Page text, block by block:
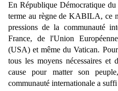
En République Démocratique
terme au règne de KABILA, ce
pressions de la communauté
France, de l'Union
(USA) et même du Vatican.
tous les moyens nécessaires et
cause pour matter son
communauté internationale a